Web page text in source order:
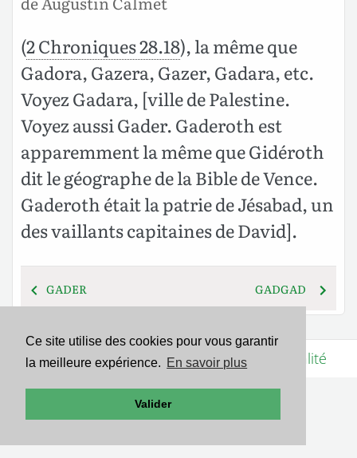
Ce site utilise des cookies pour vous garantir
la meilleure expérience. En savoir plus
Valider
(2 Chroniques 28.18), la même que
Gadora, Gazera, Gazer, Gadara, etc.
Voyez Gadara, [ville de Palestine.
Voyez aussi Gader. Gaderoth est
apparemment la même que Gidéroth
dit le géographe de la Bible de Vence.
Gaderoth était la patrie de Jésabad, un
des vaillants capitaines de David].
GADER GADGAD
Mentions légales-Politique de confidentialité